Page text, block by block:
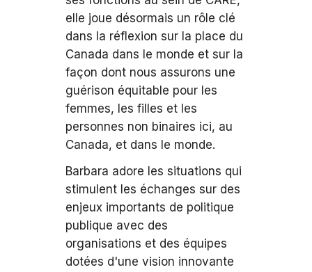
elle joue désormais un rôle clé
dans la réflexion sur la place du
Canada dans le monde et sur la
façon dont nous assurons une
guérison équitable pour les
femmes, les filles et les
personnes non binaires ici, au
Canada, et dans le monde.
Barbara adore les situations qui
stimulent les échanges sur des
enjeux importants de politique
publique avec des
organisations et des équipes
dotées d'une vision innovante